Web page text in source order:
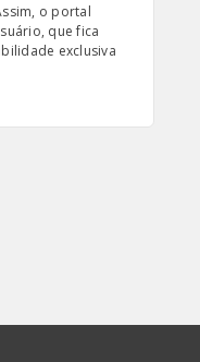
o portal
que fica
exclusiva